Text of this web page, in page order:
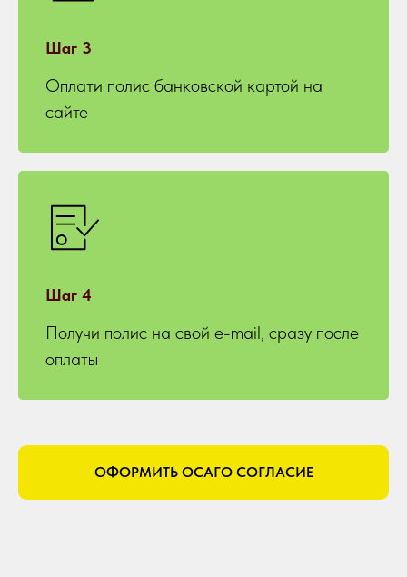
Шаг 3
Оплати полис банковской картой на
сайте
Шаг 4
Получи полис на свой e-mail, сразу после
оплаты
ОФОРМИТЬ ОСАГО СОГЛАСИЕ